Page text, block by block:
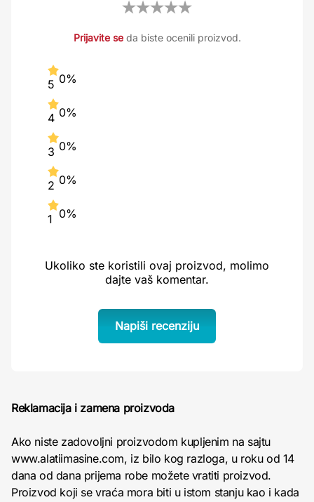
Prijavite seda biste ocenili proizvod.
5 0%
4 0%
3 0%
2 0%
1 0%
Ukoliko ste koristili ovaj proizvod, molimo
dajte vaš komentar.
Napiši recenziju
Reklamacija i zamena proizvoda
Ako niste zadovoljni proizvodom kupljenim na sajtu
www.alatiimasine.com, iz bilo kog razloga, u roku od 14
dana od dana prijema robe možete vratiti proizvod.
Proizvod koji se vraća mora biti u istom stanju kao i kada